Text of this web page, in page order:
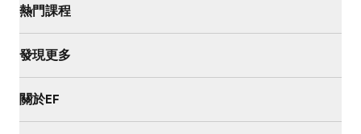
熱門課程
發現更多
關於EF